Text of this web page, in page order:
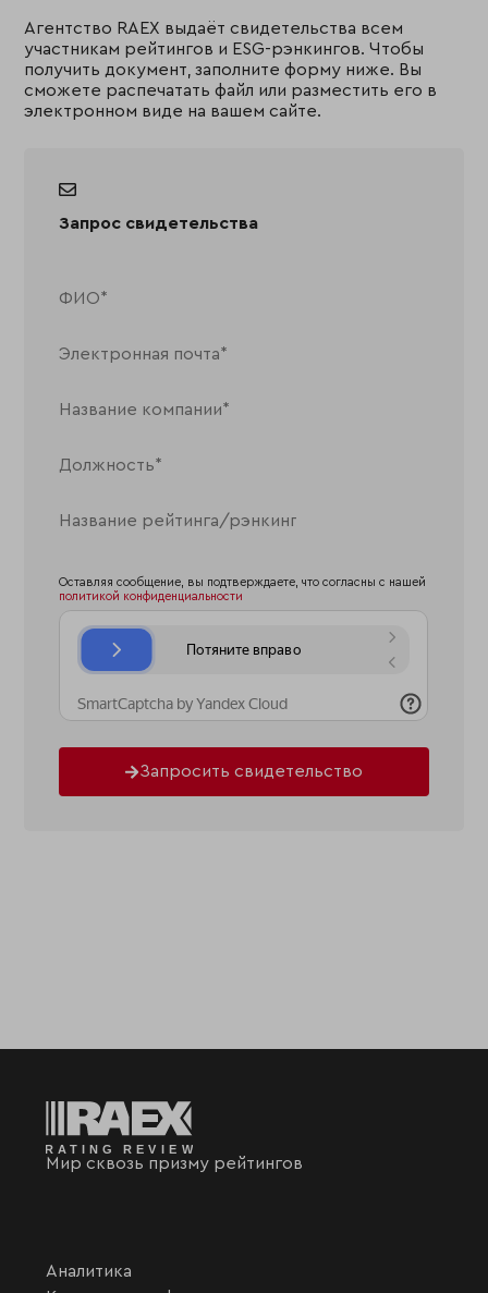
Агентство RAEX выдаёт свидетельства всем
участникам рейтингов и ESG-рэнкингов. Чтобы
получить документ, заполните форму ниже. Вы
сможете распечатать файл или разместить его в
электронном виде на вашем сайте.
Запрос свидетельства
Оставляя сообщение, вы подтверждаете, что согласны с нашей
политикой конфиденциальности
Запросить свидетельство
Мир сквозь призму рейтингов
Аналитика